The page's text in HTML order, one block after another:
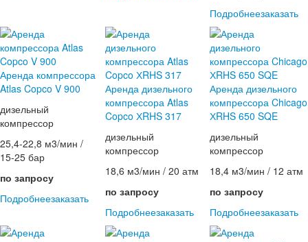
Подробнеезаказать
Аренда компрессора
Atlas Copco V 900
дизельный
компрессор
25,4-22,8 м3/мин /
15-25 бар
по запросу
Подробнеезаказать
Аренда дизельного
компрессора Atlas
Copco ХRHS 317
дизельный
компрессор
18,6 м3/мин / 20 атм
по запросу
Подробнеезаказать
Аренда дизельного
компрессора Chicago
ХRHS 650 SQE
дизельный
компрессор
18,4 м3/мин / 12 атм
по запросу
Подробнеезаказать